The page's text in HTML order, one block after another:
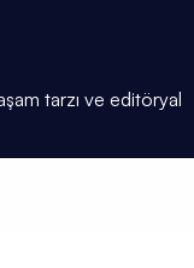
tarzı ve editöryal